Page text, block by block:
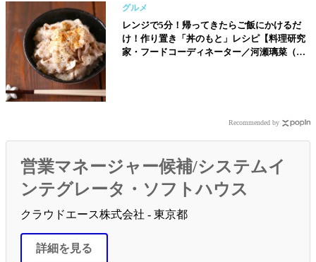
グルメ
レンジで5分！帰ってきたらご飯にかけるだ
け！作り置き「丼のもと」レシピ【料理研究
家・フードコーディネーター／河瀬璃菜（り
Recommended by
営業マネージャー候補/システムイ
ンテグレータ・ソフトハウス
クラウドエース株式会社 - 東京都
詳細を見る